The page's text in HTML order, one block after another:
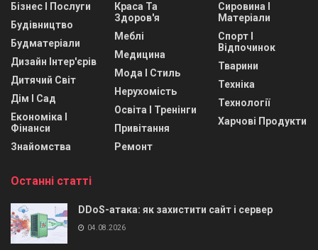
Бізнес І Послуги
Будівництво
Будматеріали
Дизайн Інтер'єрів
Дитячий Світ
Дім І Сад
Економіка І
Фінанси
Знайомства
Краса Та
Здоров'я
Меблі
Медицина
Мода І Стиль
Нерухомість
Освіта І Тренінги
Привітання
Ремонт
Сировина І
Матеріали
Спорт І
Відпочинок
Тварини
Техніка
Технології
Харчові Продукти
Останні статті
DDoS-атака: як захистити сайт і сервер
04.08.2026